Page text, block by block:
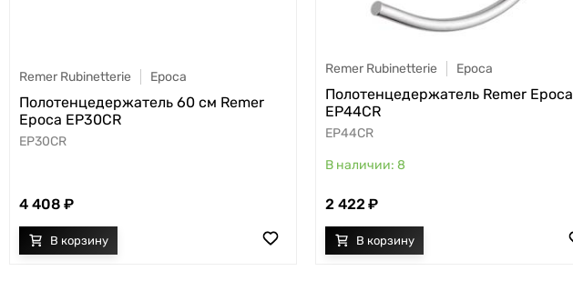
Remer Rubinetterie Epoca
Полотенцедержатель 60 см Remer
Epoca EP30CR
EP30CR
4 408
Remer Rubinetterie Epoca
Полотенцедержатель Remer Epoca
EP44CR
EP44CR
8
2 422